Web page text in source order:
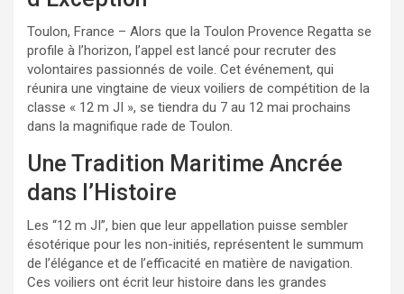
Toulon, France – Alors que la Toulon Provence Regatta se
profile à l’horizon, l’appel est lancé pour recruter des
volontaires passionnés de voile. Cet événement, qui
réunira une vingtaine de vieux voiliers de compétition de la
classe « 12 m JI », se tiendra du 7 au 12 mai prochains
dans la magnifique rade de Toulon.
Une Tradition Maritime Ancrée
dans l’Histoire
Les “12 m JI”, bien que leur appellation puisse sembler
ésotérique pour les non-initiés, représentent le summum
de l’élégance et de l’efficacité en matière de navigation.
Ces voiliers ont écrit leur histoire dans les grandes